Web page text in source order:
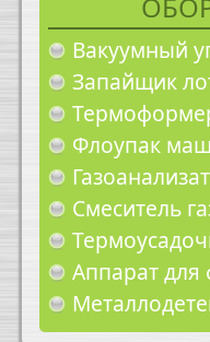
Вакуумный
Запайщик
Флоупак
Смеситель
Аппарат для